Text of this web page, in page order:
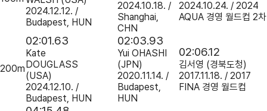
2024.12.12. /
Budapest, HUN
2024.10.18. /
Shanghai,
CHN
2024.10.24. / 2024
AQUA 경영 월드컵 2차
200m
02:01.63
Kate
DOUGLASS
(USA)
2024.12.10. /
Budapest, HUN
02:03.93
Yui OHASHI
(JPN)
2020.11.14. /
Budapest,
HUN
02:06.12
김서영 (경북도청)
2017.11.18. / 2017
FINA 경영 월드컵